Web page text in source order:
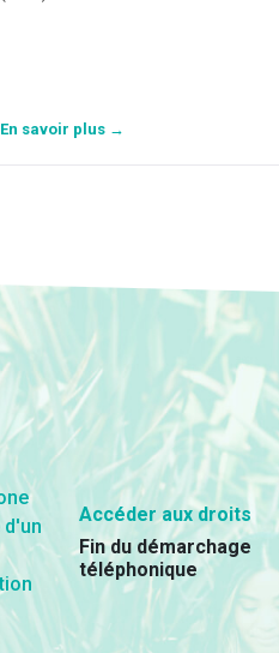
En savoir plus →
Accéder aux droits
Fin du démarchage
téléphonique